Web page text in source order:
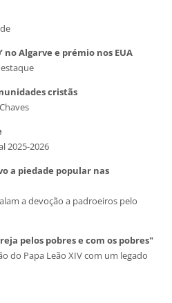
no Algarve e prémio nos EUA
cristãs
2025-2026
a piedade popular nas
a devoção a padroeiros pelo
pelos pobres e com os pobres"
do Papa Leão XIV com um legado